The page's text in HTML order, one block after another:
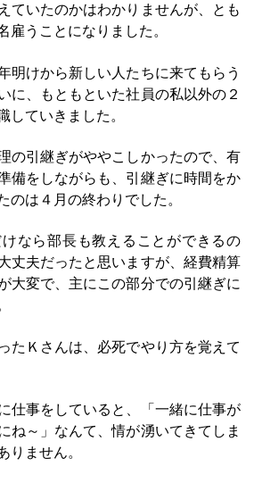
ていたのかはわかりませんが、とも
雇うことになりました。
明けから新しい人たちに来てもらう
に、もともといた社員の私以外の２
していきました。
の引継ぎがややこしかったので、有
備をしながらも、引継ぎに時間をか
のは４月の終わりでした。
なら部長も教えることができるの
丈夫だったと思いますが、経費精算
大変で、主にこの部分での引継ぎに
たＫさんは、必死でやり方を覚えて
仕事をしていると、「一緒に仕事が
ね～」なんて、情が湧いてきてしま
りません。